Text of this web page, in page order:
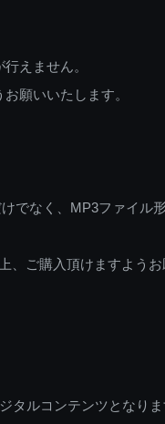
えません。
願いいたします。
なく、MP3ファイル
ご購入頂けますようお
ルコンテンツとなりま